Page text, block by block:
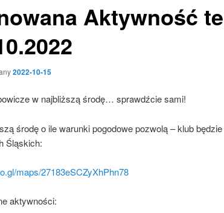
Aktywność
2022-10-15
w najbliższą środę… sprawdźcie sami!
środę o ile warunki pogodowe pozwolą – klub
Śląskich:
maps/27183eSCZyXhPhn78
aktywności: